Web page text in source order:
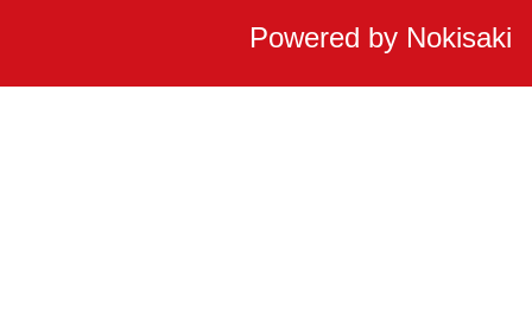
Powered by Nokisaki